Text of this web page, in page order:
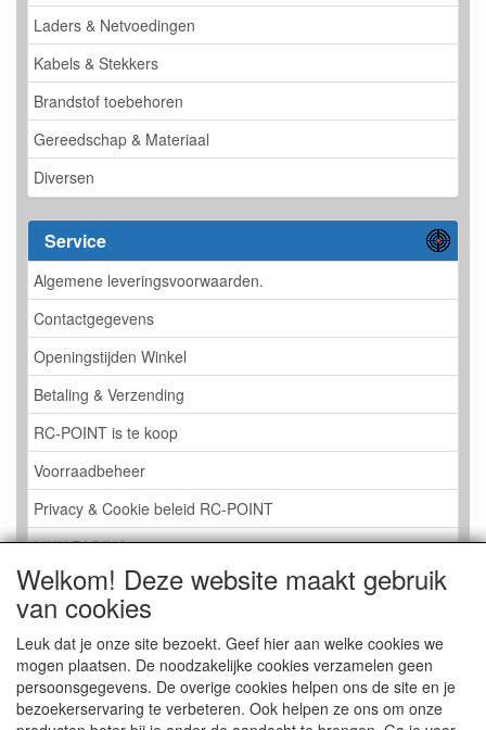
Laders & Netvoedingen
Kabels & Stekkers
Brandstof toebehoren
Gereedschap & Materiaal
Diversen
Service
Algemene leveringsvoorwaarden.
Contactgegevens
Openingstijden Winkel
Betaling & Verzending
RC-POINT is te koop
Voorraadbeheer
Privacy & Cookie beleid RC-POINT
LINK PAGINA
Gastenboek RC-POINT
Kijkje in de Winkel
Welkom! Deze website maakt gebruik
van cookies
Leuk dat je onze site bezoekt. Geef hier aan welke cookies we
mogen plaatsen. De noodzakelijke cookies verzamelen geen
persoonsgegevens. De overige cookies helpen ons de site en je
bezoekerservaring te verbeteren. Ook helpen ze ons om onze